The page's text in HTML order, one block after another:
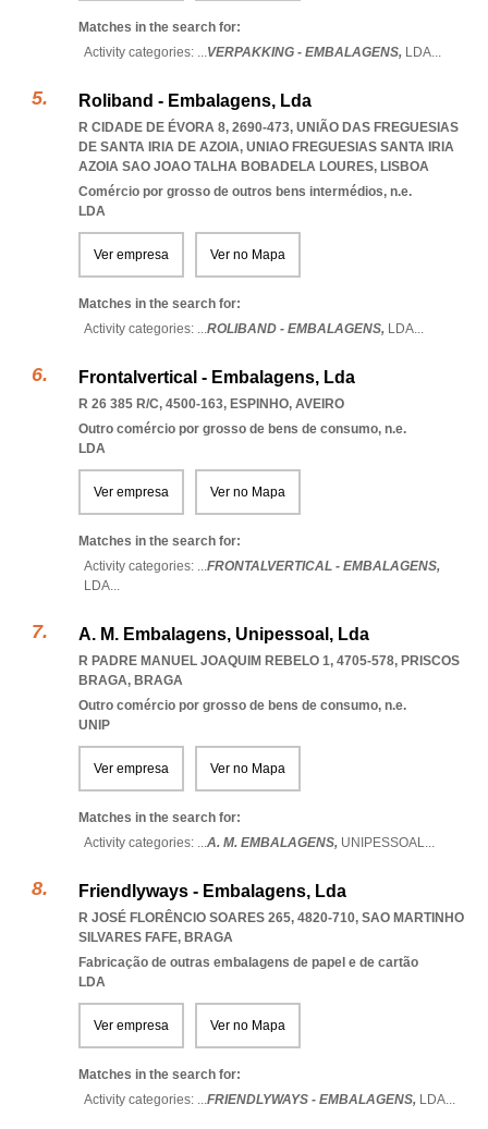
Matches in the search for:
Activity categories: ...VERPAKKING - EMBALAGENS, LDA...
Roliband - Embalagens, Lda
R CIDADE DE ÉVORA 8, 2690-473, UNIÃO DAS FREGUESIAS
DE SANTA IRIA DE AZOIA, UNIAO FREGUESIAS SANTA IRIA
AZOIA SAO JOAO TALHA BOBADELA LOURES, LISBOA
Comércio por grosso de outros bens intermédios, n.e.
LDA
Ver empresa Ver no Mapa
Matches in the search for:
Activity categories: ...ROLIBAND - EMBALAGENS, LDA...
Frontalvertical - Embalagens, Lda
R 26 385 R/C, 4500-163, ESPINHO, AVEIRO
Outro comércio por grosso de bens de consumo, n.e.
LDA
Ver empresa Ver no Mapa
Matches in the search for:
Activity categories: ...FRONTALVERTICAL - EMBALAGENS,
LDA...
A. M. Embalagens, Unipessoal, Lda
R PADRE MANUEL JOAQUIM REBELO 1, 4705-578, PRISCOS
BRAGA, BRAGA
Outro comércio por grosso de bens de consumo, n.e.
UNIP
Ver empresa Ver no Mapa
Matches in the search for:
Activity categories: ...A. M. EMBALAGENS, UNIPESSOAL...
Friendlyways - Embalagens, Lda
R JOSÉ FLORÊNCIO SOARES 265, 4820-710, SAO MARTINHO
SILVARES FAFE, BRAGA
Fabricação de outras embalagens de papel e de cartão
LDA
Ver empresa Ver no Mapa
Matches in the search for:
Activity categories: ...FRIENDLYWAYS - EMBALAGENS, LDA...